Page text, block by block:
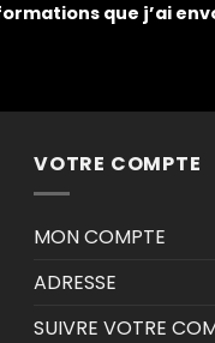
que j’ai
VOTRE COMPTE
MON COMPTE
ADRESSE
SUIVRE VOTRE